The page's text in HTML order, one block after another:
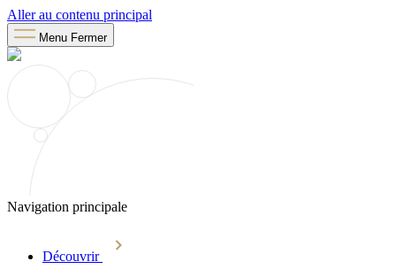
Aller au contenu principal
Menu Fermer
Navigation principale
Découvrir